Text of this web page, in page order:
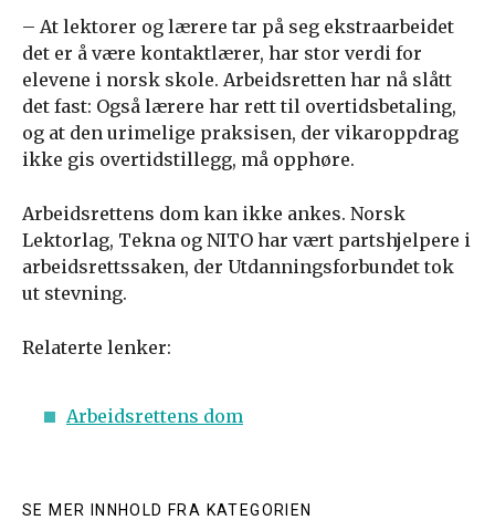
– At lektorer og lærere tar på seg ekstraarbeidet
det er å være kontaktlærer, har stor verdi for
elevene i norsk skole. Arbeidsretten har nå slått
det fast: Også lærere har rett til overtidsbetaling,
og at den urimelige praksisen, der vikaroppdrag
ikke gis overtidstillegg, må opphøre.
Arbeidsrettens dom kan ikke ankes. Norsk
Lektorlag, Tekna og NITO har vært partshjelpere i
arbeidsrettssaken, der Utdanningsforbundet tok
ut stevning.
Relaterte lenker:
Arbeidsrettens dom
SE MER INNHOLD FRA KATEGORIEN